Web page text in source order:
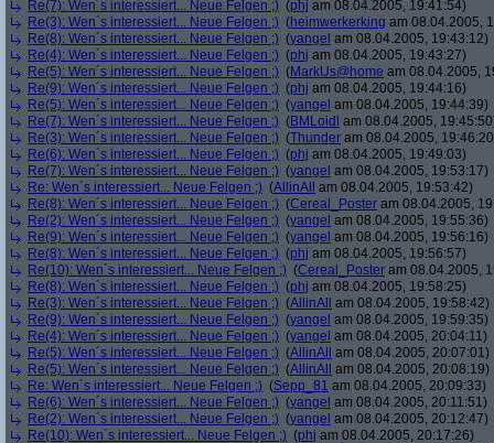
Re(7): Wen´s interessiert... Neue Felgen ;) (phj am 08.04.2005, 19:41:54)
Re(3): Wen´s interessiert... Neue Felgen ;) (heimwerkerking am 08.04.2005,
Re(8): Wen´s interessiert... Neue Felgen ;) (yangel am 08.04.2005, 19:43:12)
Re(4): Wen´s interessiert... Neue Felgen ;) (phj am 08.04.2005, 19:43:27)
Re(5): Wen´s interessiert... Neue Felgen ;) (MarkUs@home am 08.04.2005,
Re(9): Wen´s interessiert... Neue Felgen ;) (phj am 08.04.2005, 19:44:16)
Re(5): Wen´s interessiert... Neue Felgen ;) (yangel am 08.04.2005, 19:44:39)
Re(7): Wen´s interessiert... Neue Felgen ;) (BMLoidl am 08.04.2005,
Re(3): Wen´s interessiert... Neue Felgen ;) (Thunder am 08.04.2005,
Re(6): Wen´s interessiert... Neue Felgen ;) (phj am 08.04.2005, 19:49:03)
Re(7): Wen´s interessiert... Neue Felgen ;) (yangel am 08.04.2005, 19:53:17)
Re: Wen´s interessiert... Neue Felgen ;) (AllinAll
am 08.04.2005, 19:53:42)
Re(8): Wen´s interessiert... Neue Felgen ;) (Cereal_Poster am 08.04.2005,
Re(2): Wen´s interessiert... Neue Felgen ;) (yangel am 08.04.2005, 19:55:36)
Re(9): Wen´s interessiert... Neue Felgen ;) (yangel am 08.04.2005, 19:56:16)
Re(8): Wen´s interessiert... Neue Felgen ;) (phj am 08.04.2005, 19:56:57)
Re(10): Wen´s interessiert... Neue Felgen ;) (Cereal_Poster am 08.04.2005,
Re(8): Wen´s interessiert... Neue Felgen ;) (phj am 08.04.2005, 19:58:25)
Re(3): Wen´s interessiert... Neue Felgen ;) (AllinAll
am 08.04.2005, 19:58:42)
Re(9): Wen´s interessiert... Neue Felgen ;) (yangel am 08.04.2005, 19:59:35)
Re(4): Wen´s interessiert... Neue Felgen ;) (yangel am 08.04.2005, 20:04:11)
Re(5): Wen´s interessiert... Neue Felgen ;) (AllinAll
am 08.04.2005, 20:07:01)
Re(5): Wen´s interessiert... Neue Felgen ;) (AllinAll
am 08.04.2005, 20:08:19)
Re: Wen´s interessiert... Neue Felgen ;) (Sepp_81 am 08.04.2005, 20:09:33)
Re(6): Wen´s interessiert... Neue Felgen ;) (yangel am 08.04.2005, 20:11:51)
Re(2): Wen´s interessiert... Neue Felgen ;) (yangel am 08.04.2005, 20:12:47)
Re(10): Wen´s interessiert... Neue Felgen ;) (phj am 08.04.2005, 20:17:26)